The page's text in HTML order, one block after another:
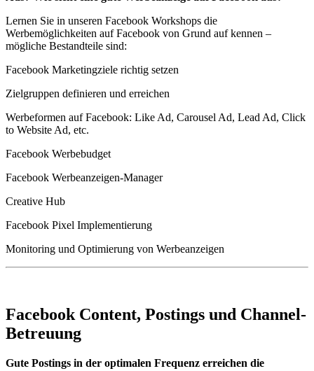
Lernen Sie in unseren Facebook Workshops die
Werbemöglichkeiten auf Facebook von Grund auf kennen –
mögliche Bestandteile sind:
Facebook Marketingziele richtig setzen
Zielgruppen definieren und erreichen
Werbeformen auf Facebook: Like Ad, Carousel Ad, Lead Ad, Click
to Website Ad, etc.
Facebook Werbebudget
Facebook Werbeanzeigen-Manager
Creative Hub
Facebook Pixel Implementierung
Monitoring und Optimierung von Werbeanzeigen
Facebook Content, Postings und Channel-
Betreuung
Gute Postings in der optimalen Frequenz erreichen die